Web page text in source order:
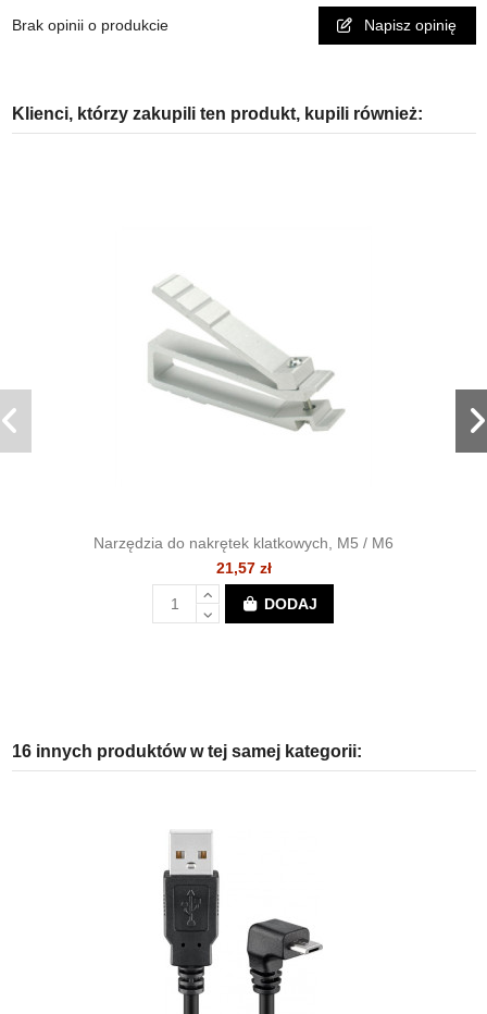
Brak opinii o produkcie Napisz opinię
Klienci, którzy zakupili ten produkt, kupili również:
Narzędzia do nakrętek klatkowych, M5 / M6
21,57 zł
DODAJ
16 innych produktów w tej samej kategorii: